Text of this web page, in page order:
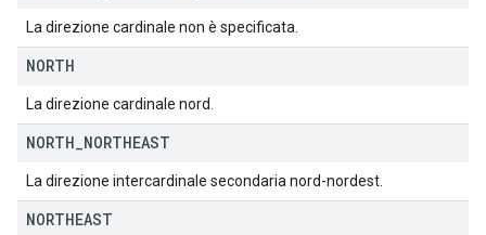
La direzione cardinale non è specificata.
NORTH
La direzione cardinale nord.
NORTH NORTHEAST
La direzione intercardinale secondaria nord-nordest.
NORTHEAST